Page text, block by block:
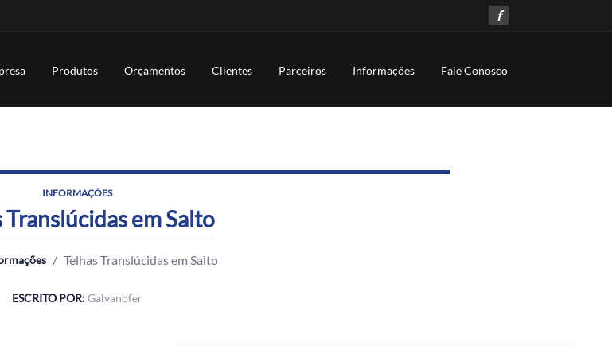
f
Produtos Orçamentos Clientes Parceiros Informações Fale Conosco
INFORMAÇÕES
Translúcidas em Salto
/ Telhas Translúcidas em Salto
ESCRITO POR:Galvanofer